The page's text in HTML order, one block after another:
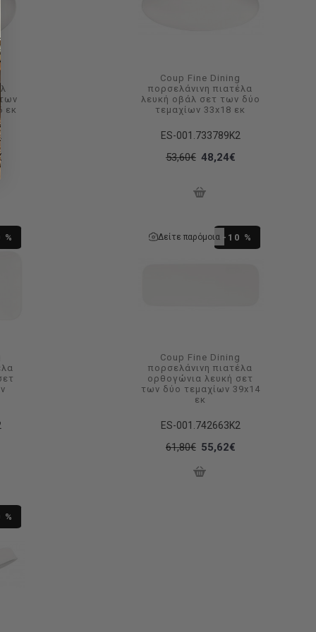
εκ
ES-001.733789K2
Coup Fine Dining
πορσελάνινη πιατέλα
λευκή οβάλ σετ των δύο
τεμαχίων 33x18 εκ
53,60€ 48,24€
% -10 %
Δείτε παρόμοια
ES-001.742663K2
Coup Fine Dining
πορσελάνινη πιατέλα
ορθογώνια λευκή σετ
των δύο τεμαχίων 39x14
εκ
61,80€ 55,62€
%